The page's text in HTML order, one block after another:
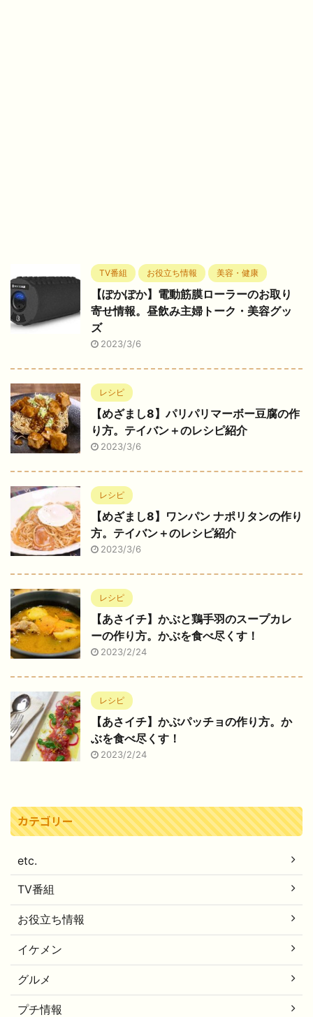
TV番組 お役立ち情報 美容・健康
【ぽかぽか】電動筋膜ローラーのお取り
寄せ情報。昼飲み主婦トーク・美容グッ
ズ
2023/3/6
レシピ
【めざまし8】パリパリマーボー豆腐の作
り方。テイバン＋のレシピ紹介
2023/3/6
レシピ
【めざまし8】ワンパン ナポリタンの作り
方。テイバン＋のレシピ紹介
2023/3/6
レシピ
【あさイチ】かぶと鶏手羽のスープカレ
ーの作り方。かぶを食べ尽くす！
2023/2/24
レシピ
【あさイチ】かぶパッチョの作り方。か
ぶを食べ尽くす！
2023/2/24
カテゴリー
etc.
TV番組
お役立ち情報
イケメン
グルメ
プチ情報